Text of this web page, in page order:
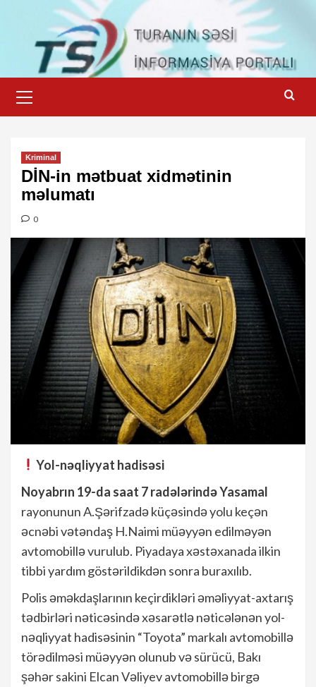
content
Menu
Kriminal
DİN-in mətbuat xidmətinin
məlumatı
0
Yol-nəqliyyat hadisəsi
Noyabrın 19-da saat 7 radələrində Yasamal
rayonunun A.Şərifzadə küçəsində yolu keçən
əcnəbi vətəndaş H.Naimi müəyyən edilməyən
avtomobillə vurulub. Piyadaya xəstəxanada ilkin
tibbi yardım göstərildikdən sonra buraxılıb.
Polis əməkdaşlarının keçirdikləri əməliyyat-axtarış
tədbirləri nəticəsində xəsarətlə nəticələnən yol-
nəqliyyat hadisəsinin “Toyota” markalı avtomobillə
törədilməsi müəyyən olunub və sürücü, Bakı
şəhər sakini Elcan Vəliyev avtomobillə birgə